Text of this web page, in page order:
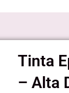
Tinta
– Alta